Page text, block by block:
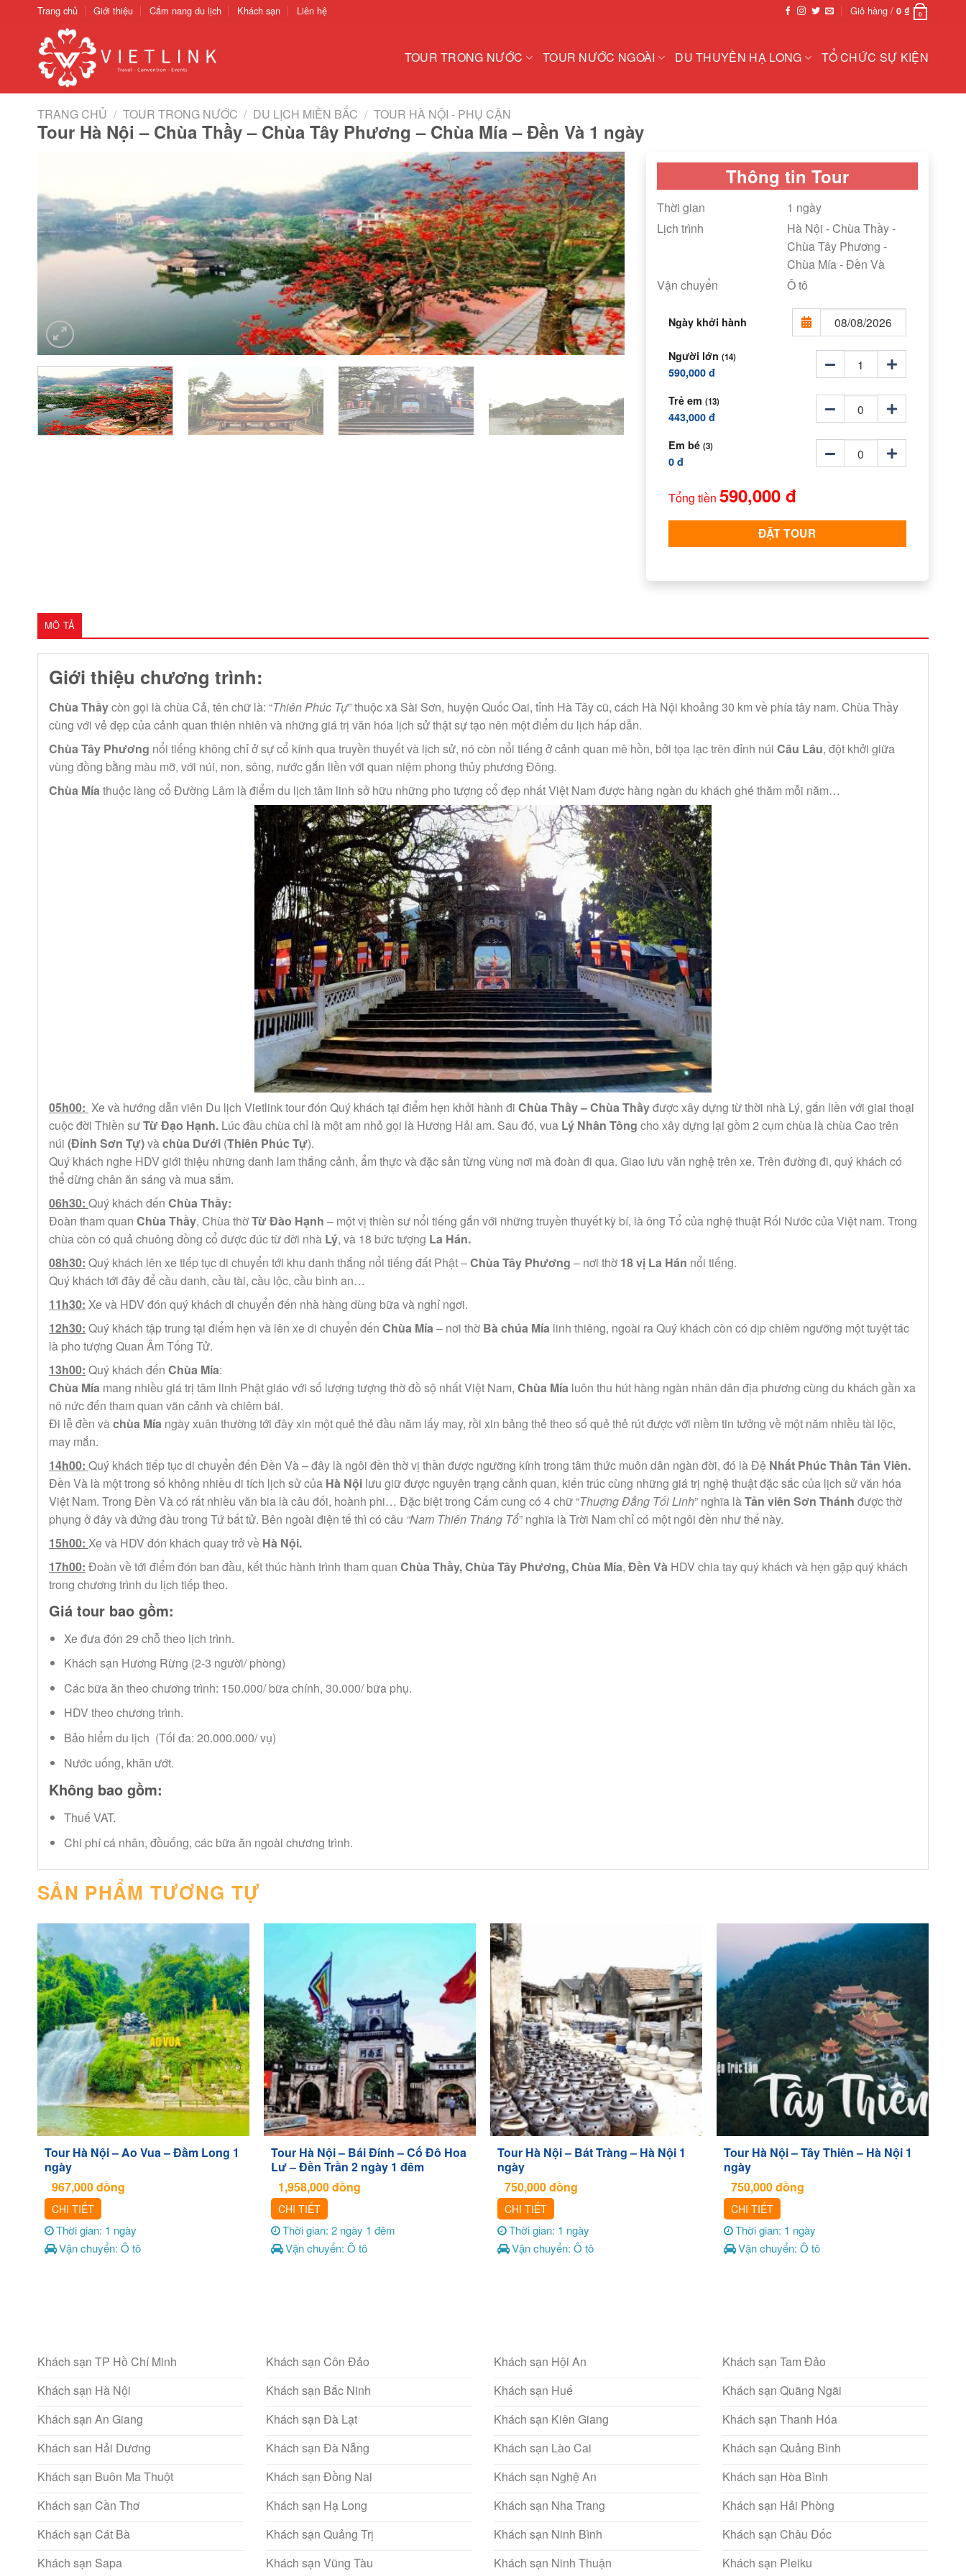
ChuyểnTrang chủ Giới thiệu Cẩm nang du lịch Khách sạn Liên hệ Giỏ hàng / 0 ₫ 0
TOUR TRONG NƯỚC TOUR NƯỚC NGOÀI DU THUYỀN HẠ LONG TỔ CHỨC SỰ KIỆN
TRANG CHỦ / TOUR TRONG NƯỚC / DU LỊCH MIỀN BẮC / TOUR HÀ NỘI - PHỤ CẬN
Tour Hà Nội – Chùa Thầy – Chùa Tây Phương – Chùa Mía – Đền Và 1 ngày
Thông tin Tour
Thời gian
1 ngày
Lịch trình
Hà Nội - Chùa Thầy -
Chùa Tây Phương -
Chùa Mía - Đền Và
Vận chuyển
Ô tô
Ngày khởi hành
Người lớn (14)
590,000 đ
Trẻ em (13)
443,000 đ
Em bé (3)
0 đ
Tổng tiền 590,000 đ
ĐẶT TOUR
MÔ TẢ
Giới thiệu chương trình:
Chùa Thầycòn gọi là chùa Cả, tên chữ là: “Thiên Phúc Tự” thuộc xã Sài Sơn, huyện Quốc Oai, tỉnh Hà Tây cũ, cách Hà Nội khoảng 30 km về phía tây nam. Chùa Thầy
cùng với vẻ đẹp của cảnh quan thiên nhiên và những giá trị văn hóa lịch sử thật sự tạo nên một điểm du lịch hấp dẫn.
Chùa Tây Phương nổi tiếng không chỉ ở sự cổ kính qua truyền thuyết và lịch sử, nó còn nổi tiếng ở cảnh quan mê hồn, bởi tọa lạc trên đỉnh núi Câu Lâu, đột khởi giữa
vùng đồng bằng màu mỡ, với núi, non, sông, nước gắn liền với quan niệm phong thủy phương Đông.
Chùa Míathuộc làng cổ Đường Lâm là điểm du lịch tâm linh sở hữu những pho tượng cổ đẹp nhất Việt Nam được hàng ngàn du khách ghé thăm mỗi năm…
05h00: Xe và hướng dẫn viên Du lịch Vietlink tour đón Quý khách tại điểm hẹn khởi hành đi Chùa Thầy – Chùa Thầyđược xây dựng từ thời nhà Lý, gắn liền với giai thoại
cuộc đời Thiền sưTừ Đạo Hạnh. Lúc đầu chùa chỉ là một am nhỏ gọi là Hương Hải am. Sau đó, vua Lý Nhân Tông cho xây dựng lại gồm 2 cụm chùa là chùa Cao trên
núi (Đỉnh Sơn Tự)vàchùa Dưới (Thiên Phúc Tự).
Quý khách nghe HDV giới thiệu những danh lam thắng cảnh, ẩm thực và đặc sản từng vùng nơi mà đoàn đi qua. Giao lưu văn nghệ trên xe. Trên đường đi, quý khách có
thể dừng chân ăn sáng và mua sắm.
06h30: Quý khách đến Chùa Thầy:
Đoàn tham quan Chùa Thầy, Chùa thờTừ Đào Hạnh – một vị thiền sư nổi tiếng gắn với những truyền thuyết kỳ bí, là ông Tổ của nghệ thuật Rối Nước của Việt nam. Trong
chùa còn có quả chuông đồng cổ được đúc từ đời nhà Lý, và 18 bức tượng La Hán.
08h30: Quý khách lên xe tiếp tục di chuyển tới khu danh thắng nổi tiếng đất Phật –Chùa Tây Phương – nơi thờ 18 vị La Hán nổi tiếng.
Quý khách tới đây để cầu danh, cầu tài, cầu lộc, cầu bình an…
11h30: Xe và HDV đón quý khách di chuyển đến nhà hàng dùng bữa và nghỉ ngơi.
12h30: Quý khách tập trung tại điểm hẹn và lên xe di chuyển đến Chùa Mía– nơi thờ Bà chúa Mía linh thiêng, ngoài ra Quý khách còn có dịp chiêm ngưỡng một tuyệt tác
là pho tượng Quan Âm Tống Tử.
13h00: Quý khách đến Chùa Mía:
Chùa Mía mang nhiều giá trị tâm linh Phật giáo với số lượng tượng thờ đồ sộ nhất Việt Nam, Chùa Mía luôn thu hút hàng ngàn nhân dân địa phương cùng du khách gần xa
nô nức đến tham quan vãn cảnh và chiêm bái.
Đi lễ đền vàchùa Mía ngày xuân thường tới đây xin một quẻ thẻ đầu năm lấy may, rồi xin bảng thẻ theo số quẻ thẻ rút được với niềm tin tưởng về một năm nhiều tài lộc,
may mắn.
14h00: Quý khách tiếp tục di chuyển đến Đền Và – đây là ngôi đền thờ vị thần được ngưỡng kính trong tâm thức muôn dân ngàn đời, đó là Đệ Nhất Phúc Thần Tản Viên.
Đền Và là một trong số không nhiều di tích lịch sử của Hà Nội lưu giữ được nguyên trạng cảnh quan, kiến trúc cùng những giá trị nghệ thuật đặc sắc của lịch sử văn hóa
Việt Nam. Trong Đền Và có rất nhiều văn bia là câu đối, hoành phi… Đặc biệt trong Cấm cung có 4 chữ “Thuợng Đẳng Tối Linh” nghĩa làTản viên Sơn Thánh được thờ
phụng ở đây và đứng đầu trong Tứ bất tử. Bên ngoài điện tế thì có câu “Nam Thiên Tháng Tổ” nghĩa là Trời Nam chỉ có một ngôi đền như thế này.
15h00: Xe và HDV đón khách quay trở về Hà Nội.
17h00: Đoàn về tới điểm đón ban đầu, kết thúc hành trình tham quan Chùa Thầy, Chùa Tây Phương, Chùa Mía, Đền Và HDV chia tay quý khách và hẹn gặp quý khách
trong chương trình du lịch tiếp theo.
Giá tour bao gồm:
Xe đưa đón 29 chỗ theo lịch trình.
Khách sạn Hương Rừng (2-3 người/ phòng)
Các bữa ăn theo chương trình: 150.000/ bữa chính, 30.000/ bữa phụ.
HDV theo chương trình.
Bảo hiểm du lịch (Tối đa: 20.000.000/ vụ)
Nước uống, khăn ướt.
Không bao gồm:
Thuế VAT.
Chi phí cá nhân, đồuống, các bữa ăn ngoài chương trình.
SẢN PHẨM TƯƠNG TỰ
Tour Hà Nội – Ao Vua – Đầm Long 1
ngày
967,000đồng
CHI TIẾT
Thời gian: 1 ngày
Vận chuyển: Ô tô
Tour Hà Nội – Bái Đính – Cố Đô Hoa
Lư – Đền Trần 2 ngày 1 đêm
1,958,000đồng
CHI TIẾT
Thời gian: 2 ngày 1 đêm
Vận chuyển: Ô tô
Tour Hà Nội – Bát Tràng – Hà Nội 1
ngày
750,000đồng
CHI TIẾT
Thời gian: 1 ngày
Vận chuyển: Ô tô
Tour Hà Nội – Tây Thiên – Hà Nội 1
ngày
750,000đồng
CHI TIẾT
Thời gian: 1 ngày
Vận chuyển: Ô tô
Khách sạn TP Hồ Chí Minh
Khách sạn Hà Nội
Khách sạn An Giang
Khách san Hải Dương
Khách sạn Buôn Ma Thuột
Khách sạn Cần Thơ
Khách sạn Cát Bà
Khách sạn Sapa
Khách sạn Côn Đảo
Khách sạn Bắc Ninh
Khách sạn Đà Lạt
Khách sạn Đà Nẵng
Khách sạn Đồng Nai
Khách sạn Hạ Long
Khách sạn Quảng Trị
Khách sạn Vũng Tàu
Khách sạn Hội An
Khách sạn Huế
Khách sạn Kiên Giang
Khách sạn Lào Cai
Khách sạn Nghệ An
Khách sạn Nha Trang
Khách sạn Ninh Bình
Khách sạn Ninh Thuận
Khách sạn Tam Đảo
Khách sạn Quãng Ngãi
Khách sạn Thanh Hóa
Khách sạn Quảng Bình
Khách sạn Hòa Bình
Khách sạn Hải Phòng
Khách sạn Châu Đốc
Khách sạn Pleiku